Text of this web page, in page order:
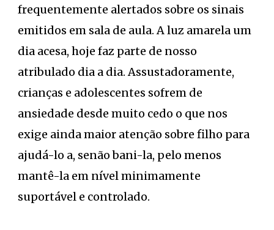
frequentemente alertados sobre os sinais
emitidos em sala de aula. A luz amarela um
dia acesa, hoje faz parte de nosso
atribulado dia a dia. Assustadoramente,
crianças e adolescentes sofrem de
ansiedade desde muito cedo o que nos
exige ainda maior atenção sobre filho para
ajudá-lo a, senão bani-la, pelo menos
mantê-la em nível minimamente
suportável e controlado.